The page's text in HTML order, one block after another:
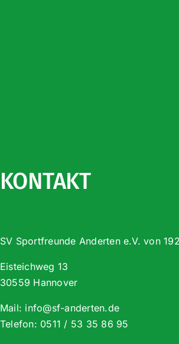
KONTAKT
SV Sportfreunde Anderten e.V. von
Eisteichweg 13
30559 Hannover
Mail: info@sf-anderten.de
Telefon: 0511 / 53 35 86 95